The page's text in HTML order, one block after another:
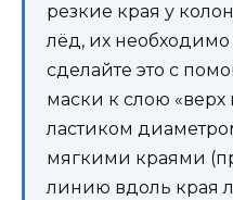
резкие края у
лёд, их необходимо
сделайте это с
маски к слою «верх
ластиком
мягкими краями
линию вдоль края